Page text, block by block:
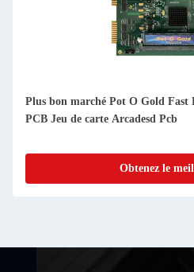
Plus bon marché Pot O Gold Fast
PCB Jeu de carte Arcadesd Pcb
Obtenez le